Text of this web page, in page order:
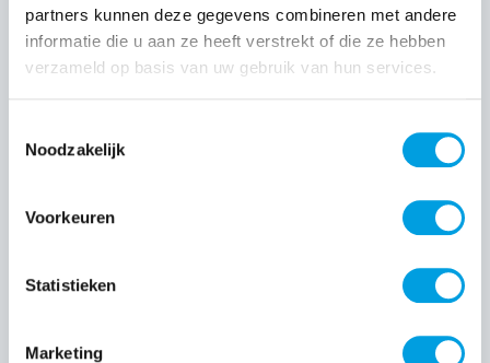
partners kunnen deze gegevens combineren met andere
informatie die u aan ze heeft verstrekt of die ze hebben
verzameld op basis van uw gebruik van hun services.
Noodzakelijk
Voorkeuren
Statistieken
Marketing